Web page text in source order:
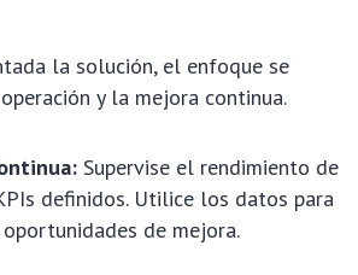
la solución, el enfoque se
y la mejora continua.
Supervise el rendimiento de
definidos. Utilice los datos para
de mejora.